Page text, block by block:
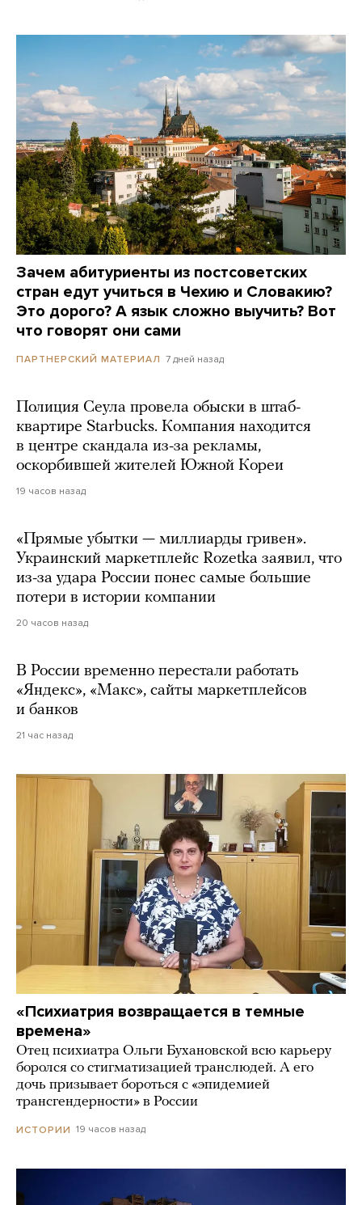
Зачем абитуриенты из постсоветских
стран едут учиться в Чехию и Словакию?
Это дорого? А язык сложно выучить? Вот
что говорят они сами
ПАРТНЕРСКИЙ МАТЕРИАЛ 7 дней назад
Полиция Сеула провела обыски в штаб-
квартире Starbucks. Компания находится
в центре скандала из-за рекламы,
оскорбившей жителей Южной Кореи
19 часов назад
«Прямые убытки — миллиарды гривен».
Украинский маркетплейс Rozetka заявил, что
из-за удара России понес самые большие
потери в истории компании
20 часов назад
В России временно перестали работать
«Яндекс», «Макс», сайты маркетплейсов
и банков
21 час назад
«Психиатрия возвращается в темные
времена»
Отец психиатра Ольги Бухановской всю карьеру
боролся со стигматизацией транслюдей. А его
дочь призывает бороться с «эпидемией
трансгендерности» в России
ИСТОРИИ 19 часов назад